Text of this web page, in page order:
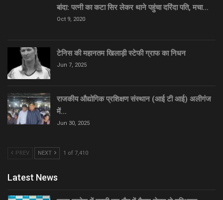
बांदा: पत्नी का कटा सिर लेकर थाने पहुंचा दरिंदा पति, मचा…
Oct 9, 2020
टेनिस की महानतम खिलाड़ी स्टेफी ग्राफ का निधन
Jun 7, 2025
राजकीय औद्योगिक प्रशिक्षण संस्थान (आई टी आई) अलीगंज
में…
Jun 30, 2025
PREV NEXT 1 of 7,410
Latest News